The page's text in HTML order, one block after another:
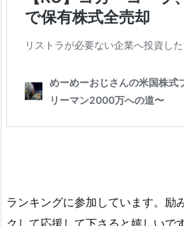
ランキングに参加しています。励
クして応援して下さると嬉しいです